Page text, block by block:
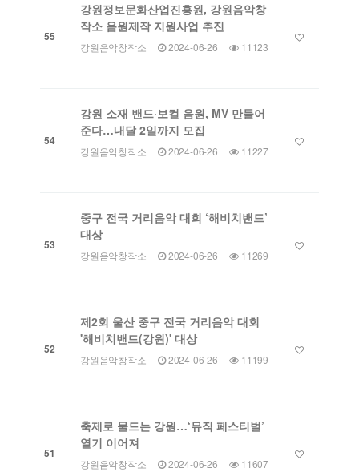
55
강원정보문화산업진흥원, 강원음악창
작소 음원제작 지원사업 추진
강원음악창작소 2024-06-26 11123
54
강원 소재 밴드·보컬 음원, MV 만들어
준다…내달 2일까지 모집
강원음악창작소 2024-06-26 11227
53
중구 전국 거리음악 대회 ‘해비치밴드’
대상
강원음악창작소 2024-06-26 11269
52
제2회 울산 중구 전국 거리음악 대회
'해비치밴드(강원)' 대상
강원음악창작소 2024-06-26 11199
51
축제로 물드는 강원…‘뮤직 페스티벌’
열기 이어져
강원음악창작소 2024-06-26 11607